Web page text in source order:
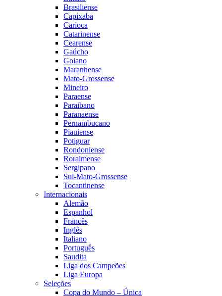
Brasiliense
Capixaba
Carioca
Catarinense
Cearense
Gaúcho
Goiano
Maranhense
Mato-Grossense
Mineiro
Paraense
Paraibano
Paranaense
Pernambucano
Piauiense
Potiguar
Rondoniense
Roraimense
Sergipano
Sul-Mato-Grossense
Tocantinense
Internacionais
Alemão
Espanhol
Francês
Inglês
Italiano
Português
Saudita
Liga dos Campeões
Liga Europa
Seleções
Copa do Mundo – Única